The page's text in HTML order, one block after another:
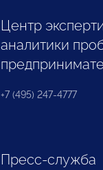
Центр
аналитики
+7 (495) 247-4777
Пресс-служба